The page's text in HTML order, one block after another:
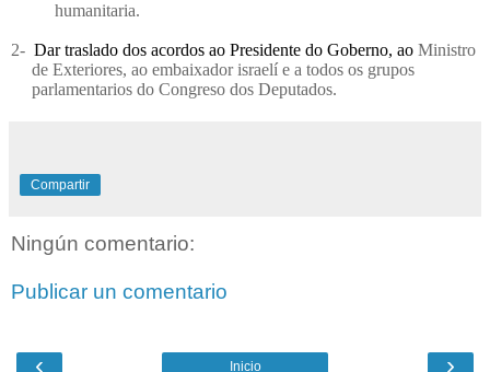
humanitaria.
2- Dar traslado dos acordos ao Presidente do Goberno, ao Ministro
de Exteriores, ao embaixador israelí e a todos os grupos
parlamentarios do Congreso dos Deputados.
Compartir
Ningún comentario:
Publicar un comentario
‹ ›
Inicio